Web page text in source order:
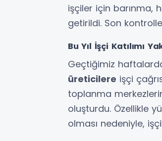
işçiler için barınma,
getirildi. Son
Bu Yıl İşçi Katılımı
Geçtiğimiz
üreticilere işçi
toplanma
oluşturdu. Özellikle
olması nedeniyle,